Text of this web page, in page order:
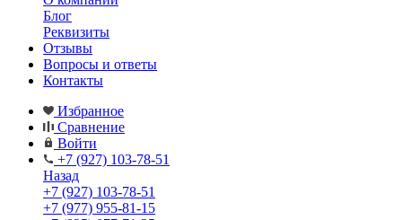
Блог
Реквизиты
Отзывы
Вопросы и ответы
Контакты
Избранное
Сравнение
Войти
+7 (927) 103-78-51
Назад
+7 (927) 103-78-51
+7 (977) 955-81-15